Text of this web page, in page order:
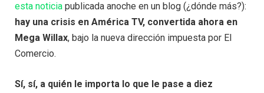
esta noticia publicada anoche en un blog (¿dónde más?):
hay una crisis en América TV, convertida ahora en
Mega Willax, bajo la nueva dirección impuesta por El
Comercio.
Sí, sí, a quién le importa lo que le pase a diez